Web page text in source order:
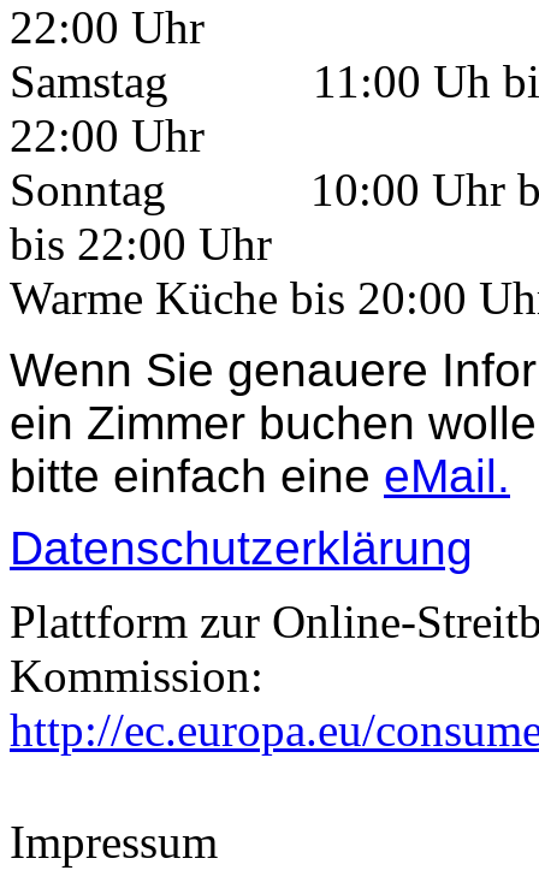
22:00 Uhr
Samstag 11:00 Uh bis
22:00 Uhr
Sonntag 10:00 Uhr bis
bis 22:00 Uhr
Warme Küche bis 20:00
Wenn Sie genauere
ein Zimmer buchen
bitte einfach eine eMail.
Datenschutzerklärung
Plattform zur Online-
Kommission:
http://ec.europa.eu/
Impressum